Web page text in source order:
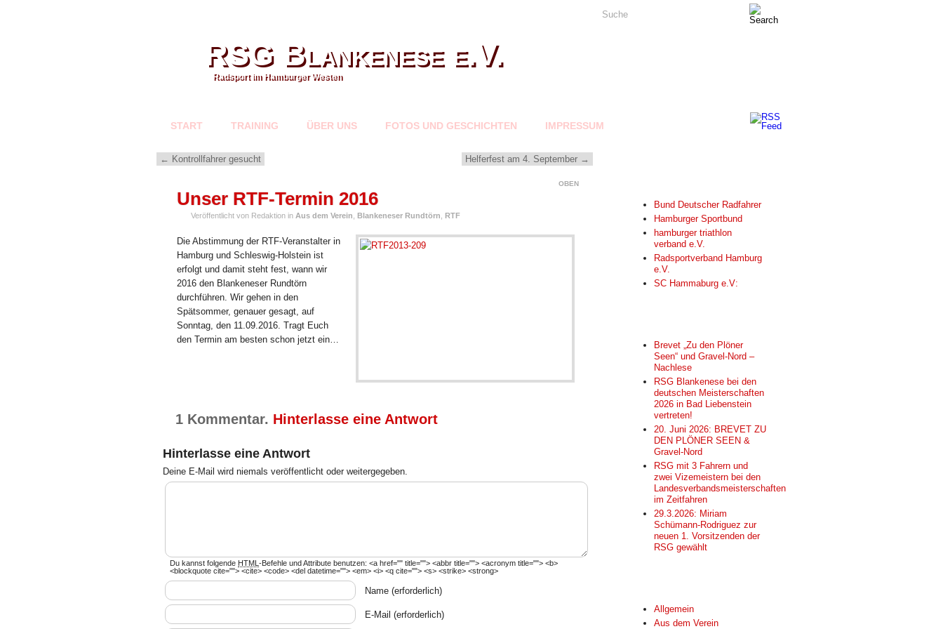
Suche
RSG Blankenese e.V.
Radsport im Hamburger Westen
START TRAINING ÜBER UNS FOTOS UND GESCHICHTEN IMPRESSUM
← Kontrollfahrer gesucht Helferfest am 4. September →
OBEN
Unser RTF-Termin 2016
Veröffentlicht von Redaktion in Aus dem Verein Blankeneser Rundtörn RTF
Die Abstimmung der RTF-Veranstalter in
Hamburg und Schleswig-Holstein ist
erfolgt und damit steht fest, wann wir
2016 den Blankeneser Rundtörn
durchführen. Wir gehen in den
Spätsommer, genauer gesagt, auf
Sonntag, den 11.09.2016. Tragt Euch
den Termin am besten schon jetzt ein…
1 Kommentar. Hinterlasse eine Antwort
Hinterlasse eine Antwort
Deine E-Mail wird niemals veröffentlicht oder weitergegeben.
Du kannst folgende HTML -Befehle und Attribute benutzen: <a href="" title=""> <abbr title=""> <acronym title=""> <b>
<blockquote cite=""> <cite> <code> <del datetime=""> <em> <i> <q cite=""> <s> <strike> <strong>
Name (erforderlich)
E-Mail (erforderlich)
Bund Deutscher Radfahrer
Hamburger Sportbund
hamburger triathlon
verband e.V.
Radsportverband Hamburg
e.V.
SC Hammaburg e.V:
Brevet „Zu den Plöner
Seen“ und Gravel-Nord –
Nachlese
RSG Blankenese bei den
deutschen Meisterschaften
2026 in Bad Liebenstein
vertreten!
20. Juni 2026: BREVET ZU
DEN PLÖNER SEEN &
Gravel-Nord
RSG mit 3 Fahrern und
zwei Vizemeistern bei den
Landesverbandsmeisterschaften
im Zeitfahren
29.3.2026: Miriam
Schümann-Rodriguez zur
neuen 1. Vorsitzenden der
RSG gewählt
Allgemein
Aus dem Verein